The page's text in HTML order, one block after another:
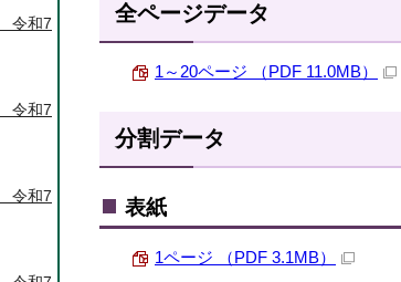
全ページデータ
1～20ページ （PDF 11.0MB）
分割データ
表紙
1ページ （PDF 3.1MB）
令和7
令和7
令和7